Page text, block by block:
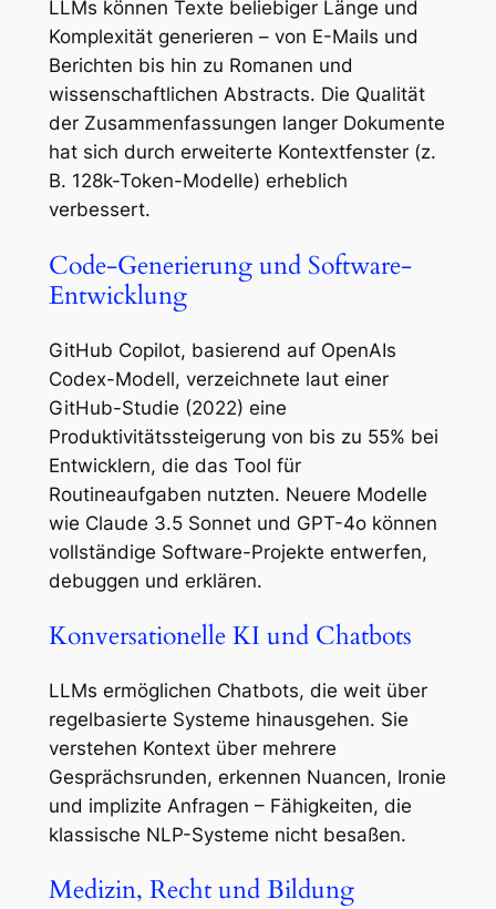
LLMs können Texte beliebiger Länge und
Komplexität generieren – von E-Mails und
Berichten bis hin zu Romanen und
wissenschaftlichen Abstracts. Die Qualität
der Zusammenfassungen langer Dokumente
hat sich durch erweiterte Kontextfenster (z.
B. 128k-Token-Modelle) erheblich
verbessert.
Code-Generierung und Software-
Entwicklung
GitHub Copilot, basierend auf OpenAIs
Codex-Modell, verzeichnete laut einer
GitHub-Studie (2022) eine
Produktivitätssteigerung von bis zu 55% bei
Entwicklern, die das Tool für
Routineaufgaben nutzten. Neuere Modelle
wie Claude 3.5 Sonnet und GPT-4o können
vollständige Software-Projekte entwerfen,
debuggen und erklären.
Konversationelle KI und Chatbots
LLMs ermöglichen Chatbots, die weit über
regelbasierte Systeme hinausgehen. Sie
verstehen Kontext über mehrere
Gesprächsrunden, erkennen Nuancen, Ironie
und implizite Anfragen – Fähigkeiten, die
klassische NLP-Systeme nicht besaßen.
Medizin, Recht und Bildung